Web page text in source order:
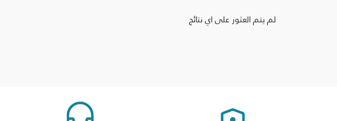
لم يتم العثور على اي نتائج